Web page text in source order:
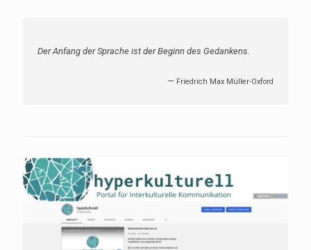
Der Anfang der Sprache ist der Beginn des Gedankens.
— Friedrich Max Müller-Oxford